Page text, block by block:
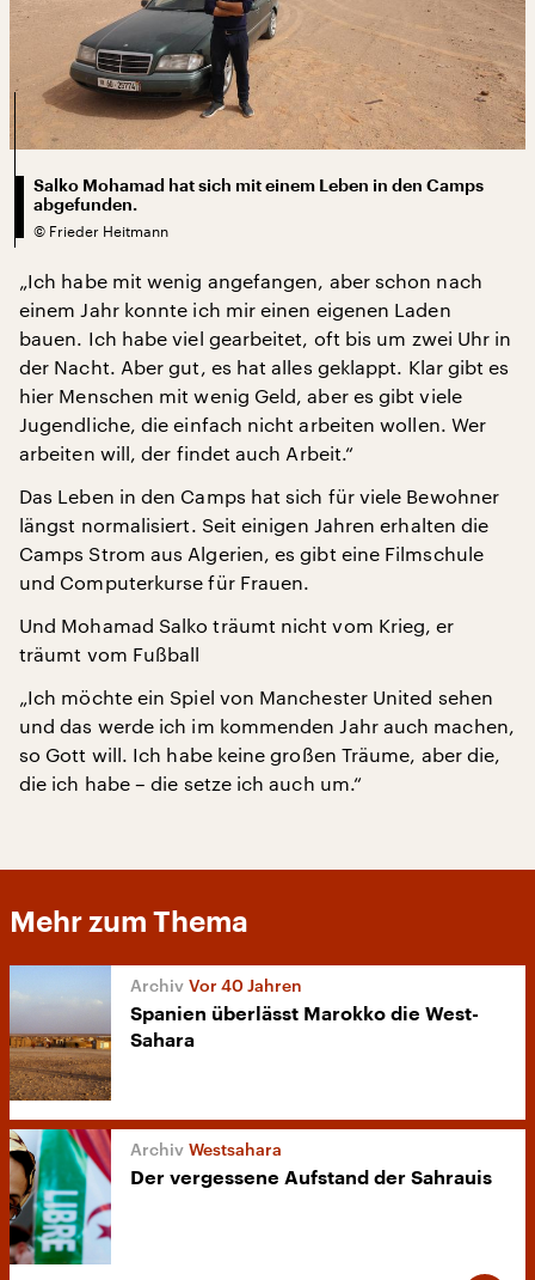
Salko Mohamad hat sich mit einem Leben in den Camps
abgefunden.
© Frieder Heitmann
„Ich habe mit wenig angefangen, aber schon nach
einem Jahr konnte ich mir einen eigenen Laden
bauen. Ich habe viel gearbeitet, oft bis um zwei Uhr in
der Nacht. Aber gut, es hat alles geklappt. Klar gibt es
hier Menschen mit wenig Geld, aber es gibt viele
Jugendliche, die einfach nicht arbeiten wollen. Wer
arbeiten will, der findet auch Arbeit.“
Das Leben in den Camps hat sich für viele Bewohner
längst normalisiert. Seit einigen Jahren erhalten die
Camps Strom aus Algerien, es gibt eine Filmschule
und Computerkurse für Frauen.
Und Mohamad Salko träumt nicht vom Krieg, er
träumt vom Fußball
„Ich möchte ein Spiel von Manchester United sehen
und das werde ich im kommenden Jahr auch machen,
so Gott will. Ich habe keine großen Träume, aber die,
die ich habe – die setze ich auch um.“
Mehr zum Thema
Vor 40 Jahren
Spanien überlässt Marokko die West-
Sahara
Westsahara
Der vergessene Aufstand der Sahrauis